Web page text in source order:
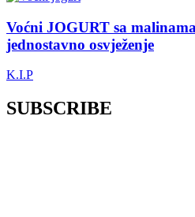
Voćni JOGURT sa
jednostavno osvježenje
K.I.P
SUBSCRIBE